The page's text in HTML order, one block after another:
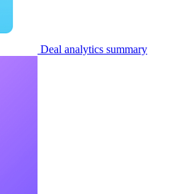
Deal analytics summary